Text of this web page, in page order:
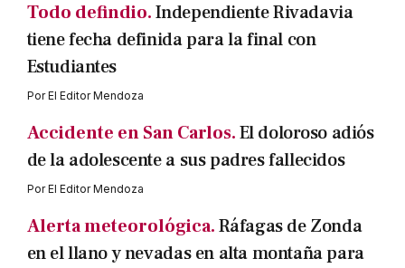
Todo defindio.Independiente Rivadavia
tiene fecha definida para la final con
Estudiantes
PorEl Editor Mendoza
Accidente en San Carlos.El doloroso adiós
de la adolescente a sus padres fallecidos
PorEl Editor Mendoza
Alerta meteorológica.Ráfagas de Zonda
en el llano y nevadas en alta montaña para